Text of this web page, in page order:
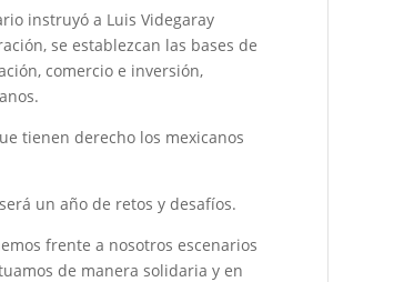
instruyó a Luis Videgaray
se establezcan las bases de
comercio e inversión,
tienen derecho los mexicanos
un año de retos y desafíos.
frente a nosotros escenarios
de manera solidaria y en